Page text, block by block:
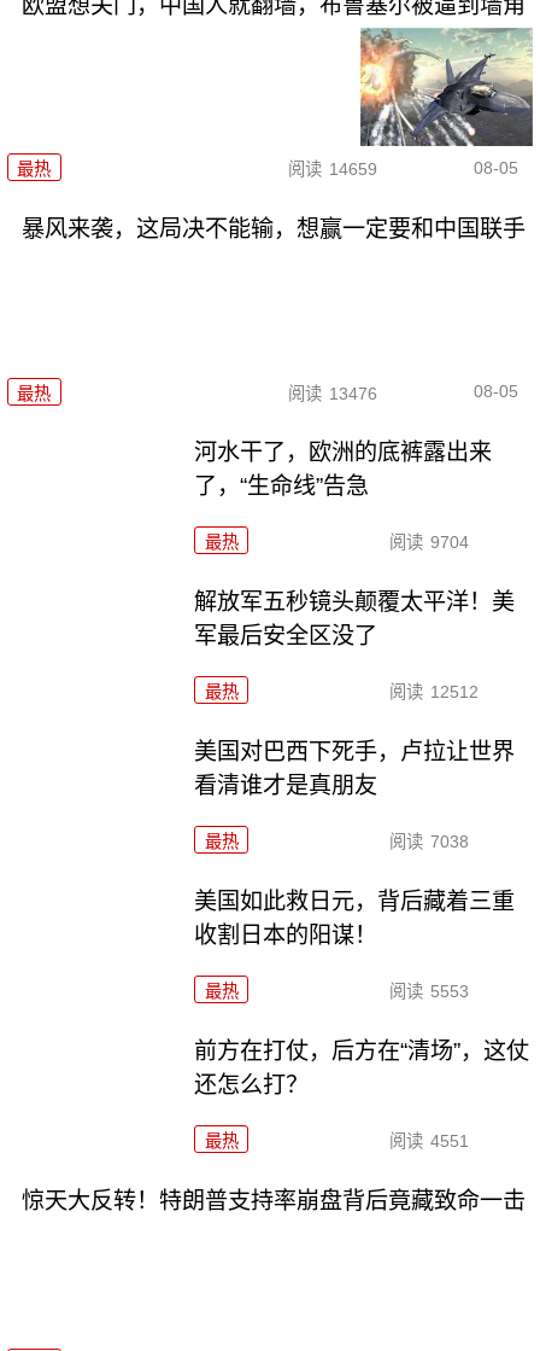
欧盟想关门，中国人就翻墙，布鲁塞尔被逼到墙角
最热 阅读 14659 08-05
暴风来袭，这局决不能输，想赢一定要和中国联手
最热 阅读 13476 08-05
河水干了，欧洲的底裤露出来
了，“生命线”告急
最热 阅读 9704
解放军五秒镜头颠覆太平洋！美
军最后安全区没了
最热 阅读 12512
美国对巴西下死手，卢拉让世界
看清谁才是真朋友
最热 阅读 7038
美国如此救日元，背后藏着三重
收割日本的阳谋！
最热 阅读 5553
前方在打仗，后方在“清场”，这仗
还怎么打？
最热 阅读 4551
惊天大反转！特朗普支持率崩盘背后竟藏致命一击